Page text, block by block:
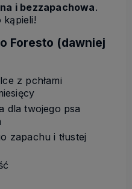
i bezzapachowa.
kąpieli!
Foresto (dawniej
z pchłami
dla twojego psa
zapachu i tłustej